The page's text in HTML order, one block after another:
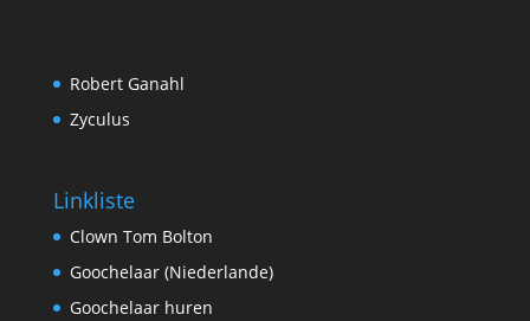
Robert Ganahl
Zyculus
Linkliste
Clown Tom Bolton
Goochelaar (Niederlande)
Goochelaar huren